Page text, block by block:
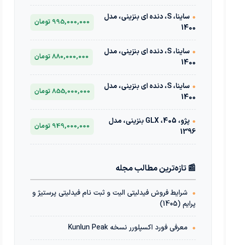
•
ساینا، S، دنده ای بنزینی، مدل
1400
995,000,000 تومان
•
ساینا، S، دنده ای بنزینی، مدل
1400
880,000,000 تومان
•
ساینا، S، دنده ای بنزینی، مدل
1400
855,000,000 تومان
•
پژو، 405، GLX بنزینی، مدل
1396
949,000,000 تومان
📰 تازه‌ترین مطالب مجله
• شرایط فروش فیدلیتی الیت و ثبت نام فیدلیتی پرستیژ و
پرایم (1405)
• معرفی فورد اکسپلورر نسخه Kunlun Peak